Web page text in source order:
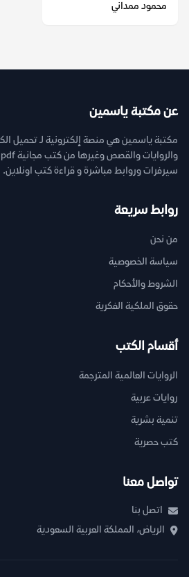
محمود ممداني
عن مكتبة ياسمين
مكتبة ياسمين هي منصة إلكترونية لـ تحميل
سيرفرات وروابط مباشرة و قراءة كتب اونلاين.
روابط سريعة
من نحن
سياسة الخصوصية
الشروط والأحكام
حقوق الملكية الفكرية
أقسام الكتب
الروايات العالمية المترجمة
روايات عربية
تنمية بشرية
كتب حصرية
تواصل معنا
اتصل بنا
الرياض، المملكة العربية السعودية